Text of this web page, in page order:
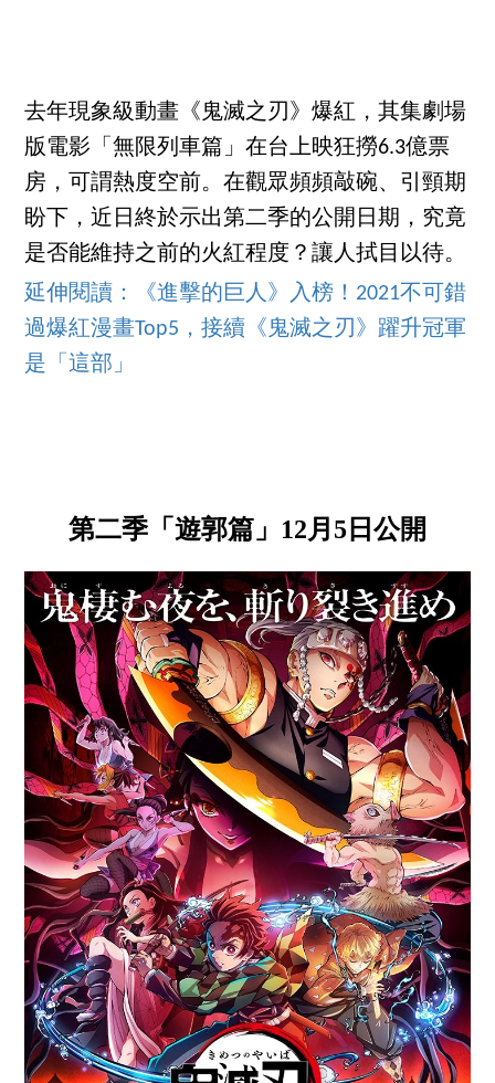
去年現象級動畫《鬼滅之刃》爆紅，其集劇場
版電影「無限列車篇」在台上映狂撈6.3億票
房，可謂熱度空前。在觀眾頻頻敲碗、引頸期
盼下，近日終於示出第二季的公開日期，究竟
是否能維持之前的火紅程度？讓人拭目以待。
延伸閱讀：《進擊的巨人》入榜！2021不可錯
過爆紅漫畫Top5，接續《鬼滅之刃》躍升冠軍
是「這部」
第二季「遊郭篇」12月5日公開